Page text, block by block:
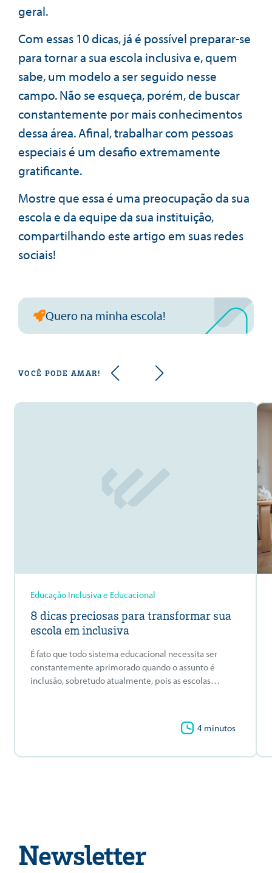
geral.
Com essas 10 dicas, já é possível preparar-se
para tornar a sua escola inclusiva e, quem
sabe, um modelo a ser seguido nesse
campo. Não se esqueça, porém, de buscar
constantemente por mais conhecimentos
dessa área. Afinal, trabalhar com pessoas
especiais é um desafio extremamente
gratificante.
Mostre que essa é uma preocupação da sua
escola e da equipe da sua instituição,
compartilhando este artigo em suas redes
sociais!
Quero na minha escola!
VOCÊ PODE AMAR!
Educação Inclusiva e Educacional
8 dicas preciosas para transformar sua
escola em inclusiva
É fato que todo sistema educacional necessita ser
constantemente aprimorado quando o assunto é
inclusão, sobretudo atualmente, pois as escolas…
4 minutos
Newsletter